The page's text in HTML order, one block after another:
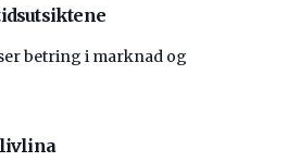
betring i marknad og
livlina